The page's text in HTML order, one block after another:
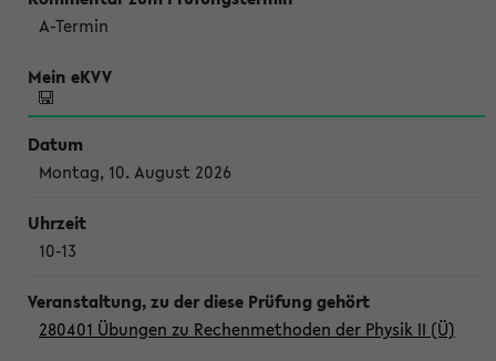
A-Termin
Montag, 10. August 2026
10-13
280401 Übungen zu Rechenmethoden der Physik II (Ü)